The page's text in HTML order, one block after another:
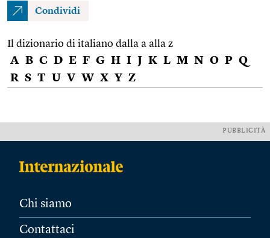
Condividi
Il dizionario di italiano dalla a alla z
A B C D E F G H I J K L M N O P Q
R S T U V W X Y Z
PUBBLICITÀ
Chi siamo
Contattaci